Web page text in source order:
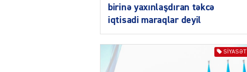
birinə yaxınlaşdıran təkcə
iqtisadi maraqlar deyil
SIYASƏT